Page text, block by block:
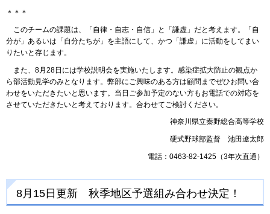
＊＊＊
このチームの課題は、「自律・自志・自信」と「謙虚」だと考えます。「自
分が」あるいは「自分たちが」を主語にして、かつ「謙虚」に活動をしてまい
りたいと存じます。
また、8月28日には学校説明会を実施いたします。感染症拡大防止の観点か
ら部活動見学のみとなります。弊部にご興味のある方は顧問までぜひお問い合
わせをいただきたいと思います。当日ご参加予定のない方もお電話での対応を
させていただきたいと考えております。合わせてご検討ください。
神奈川県立秦野総合高等学校
硬式野球部監督 池田遼太郎
電話：0463-82-1425（3年次直通）
8月15日更新 秋季地区予選組み合わせ決定！